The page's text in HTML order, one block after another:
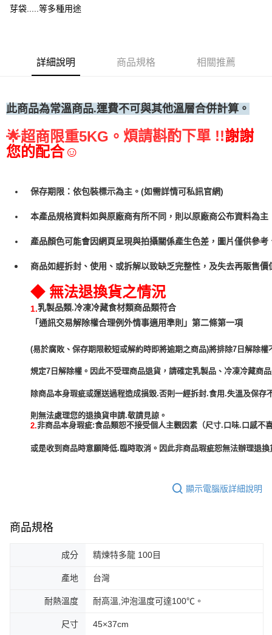
每筆NT$60，滿NT$699(含以上)免運費
芽袋.....等多種用途
詳細說明 商品規格 相關推薦
此商品為常溫商品.運費不可與其他溫層合併計算。
🌟超商限重5KG。 煩請斟酌下單 !!謝謝
您的配合☺
保存期限：依包裝標示為主。(如需詳情可私訊官網)
本產品規格資料如與原廠商有所不同，則以原廠商公布資料為主
產品顏色可能會因網頁呈現與拍攝關係產生色差，圖片僅供參
商品如經拆封、使用、或拆解以致缺乏完整性，及失去再販售
◆ 無法退換貨之情況
1.乳製品類.冷凍冷藏食材類商品類符合
「通訊交易解除權合理例外情事適用準則」第二條第一項
(易於腐敗、保存期限較短或解約時即將逾期之商品)將排除7日解除權
規定7日解除權。因此不受理商品退貨，請確定乳製品、冷凍冷藏商
除商品本身瑕疵或運送過程造成損毀.否則一經拆封.食用.失溫及保存
2.非商品本身瑕疵:食品類恕不接受個人主觀因素（尺寸.口味.口感不
或是收到商品時意願降低.臨時取消。因此非商品瑕疵恕無法辦理退
顯示電腦版詳細說明
商品規格
成分 精煉特多龍 100目
產地 台灣
耐熱溫度 耐高溫,沖泡溫度可達100℃。
尺寸 45×37cm